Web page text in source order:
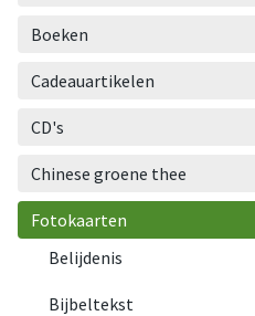
Boeken
Cadeauartikelen
CD's
Chinese groene thee
Fotokaarten
Belijdenis
Bijbeltekst